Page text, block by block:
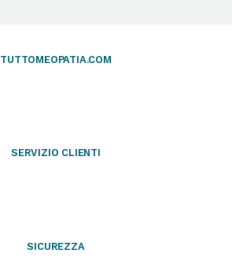
TUTTOMEOPATIA.COM
SERVIZIO CLIENTI
SICUREZZA